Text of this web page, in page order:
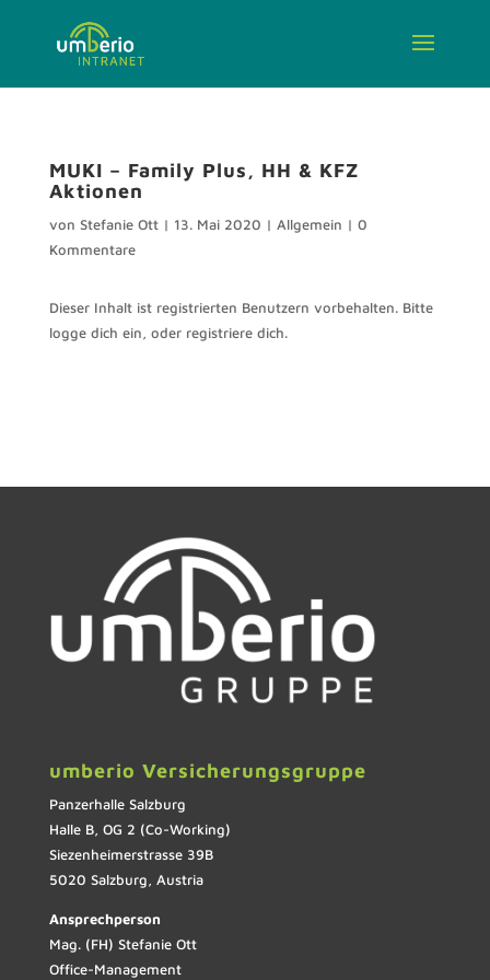
MUKI – Family Plus, HH & KFZ
Aktionen
von Stefanie Ott| 13. Mai 2020 | Allgemein | 0
Kommentare
Dieser Inhalt ist registrierten Benutzern vorbehalten. Bitte
logge dich ein, oder registriere dich.
umberio Versicherungsgruppe
Panzerhalle Salzburg
Halle B, OG 2 (Co-Working)
Siezenheimerstrasse 39B
5020 Salzburg, Austria
Ansprechperson
Mag. (FH) Stefanie Ott
Office-Management